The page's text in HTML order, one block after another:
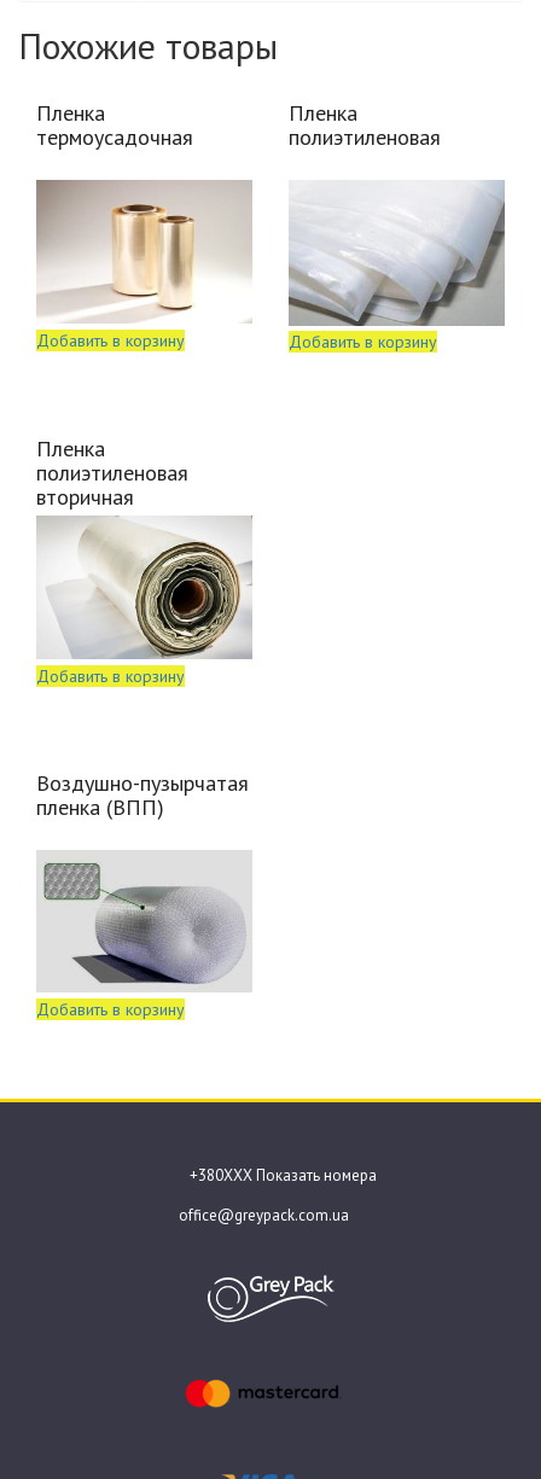
Похожие товары
Пленка
термоусадочная
Добавить в корзину
Пленка
полиэтиленовая
Добавить в корзину
Пленка
полиэтиленовая
вторичная
Добавить в корзину
Воздушно-пузырчатая
пленка (ВПП)
Добавить в корзину
+380ХХХ Показать номера
office@greypack.com.ua